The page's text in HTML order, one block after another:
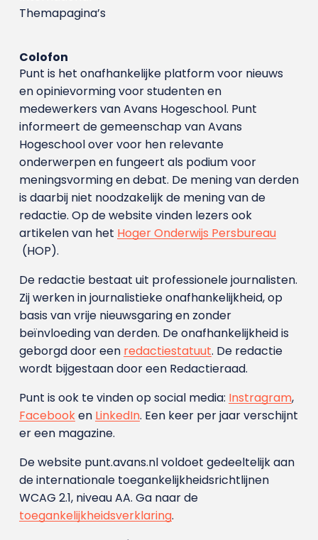
Themapagina’s
Colofon
Punt is het onafhankelijke platform voor nieuws
en opinievorming voor studenten en
medewerkers van Avans Hoge­school. Punt
informeert de gemeenschap van Avans
Hogeschool over voor hen relevante
onderwerpen en fungeert als podium voor
meningsvorming en debat. De mening van derden
is daarbij niet noodzakelijk de mening van de
redactie. Op de website vinden lezers ook
artikelen van het Hoger Onderwijs Persbureau
(HOP).
De redactie bestaat uit professionele journalisten.
Zij werken in journalistieke onafhankelijkheid, op
basis van vrije nieuwsgaring en zonder
beïnvloeding van derden. De onafhankelijkheid is
geborgd door een redactiestatuut. De redactie
wordt bijgestaan door een Redactieraad.
Punt is ook te vinden op social media: Instragram,
Facebooken LinkedIn. Een keer per jaar verschijnt
er een magazine.
De website punt.avans.nl voldoet gedeeltelijk aan
de internationale toegankelijkheidsrichtlijnen
WCAG 2.1, niveau AA. Ga naar de
toegankelijkheidsverklaring.